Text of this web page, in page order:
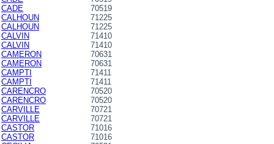
CADE
70519
CALHOUN
71225
CALHOUN
71225
CALVIN
71410
CALVIN
71410
CAMERON
70631
CAMERON
70631
CAMPTI
71411
CAMPTI
71411
CARENCRO
70520
CARENCRO
70520
CARVILLE
70721
CARVILLE
70721
CASTOR
71016
CASTOR
71016